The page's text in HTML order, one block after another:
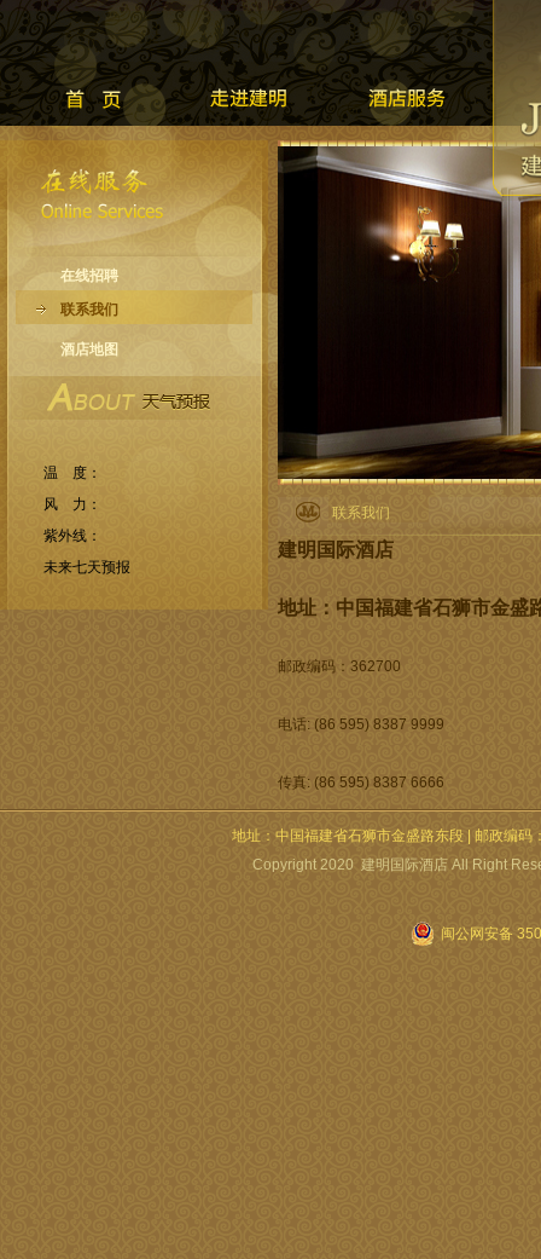
在线招聘
联系我们
酒店地图
联系我们
建明国际酒店
地址：中国福建省石狮市金盛
邮政编码：362700
电话: (86 595) 8387 9999
传真: (86 595) 8387 6666
地址：中国福建省石狮市金盛路东段 | 邮政编
Copyright 2020 建明国际酒店 All Right
闽公网安备